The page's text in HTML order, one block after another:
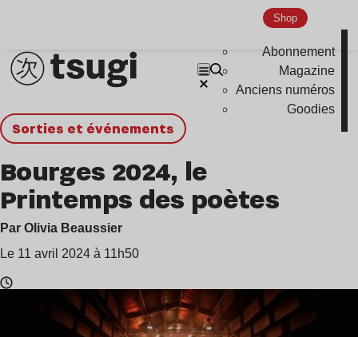
Shop
Abonnement
Magazine
Anciens numéros
Goodies
Sorties et événements
Bourges 2024, le
Printemps des poètes
Par Olivia Beaussier
Le 11 avril 2024 à 11h50